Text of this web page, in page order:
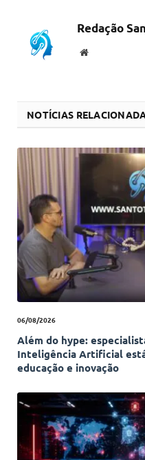
Redação
Website
NOTÍCIAS
06/08/2026
Além do hype:
Inteligência Artificial
educação e inovação